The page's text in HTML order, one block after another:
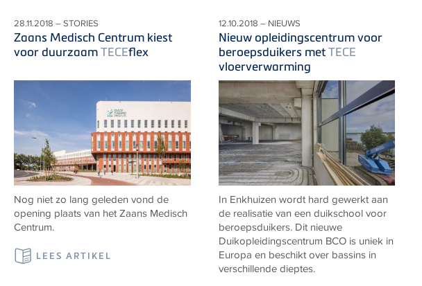
28.11.2018 – STORIES
Zaans Medisch Centrum kiest
voor duurzaamTECEflex
Nog niet zo lang geleden vond de
opening plaats van het Zaans Medisch
Centrum.
LEES ARTIKEL
12.10.2018 – NIEUWS
Nieuw opleidingscentrum voor
beroepsduikers metTECE
vloerverwarming
In Enkhuizen wordt hard gewerkt aan
de realisatie van een duikschool voor
beroepsduikers. Dit nieuwe
Duikopleidingscentrum BCO is uniek in
Europa en beschikt over bassins in
verschillende dieptes.